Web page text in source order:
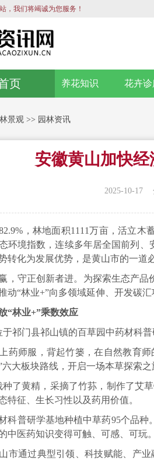
，我们将竭诚为您服务！
养花知识 花卉诊
页
景观 >> 园林资讯
安徽黄山加快
2025-10-17
，林地面积1111万亩，活立木
环境指数，连续多年居全国前列
转化为发展优势，是黄山市的一道
，守正创新者进。为探索生态产
动“林业+”向多领域延伸、开发碳
“林业+”乘数效应
于祁门县祁山镇的百草园中药材科
药师服，背起竹篓，在自然教育
大板块路线，开启一场本草探索之
种了黄精，采摘了竹荪，制作了艾
特征、生长习性以及药用价值。
科普研学基地种植中草药95个品种
中医药知识变得可触、可感、可玩
市通过典型引领、科技赋能、产